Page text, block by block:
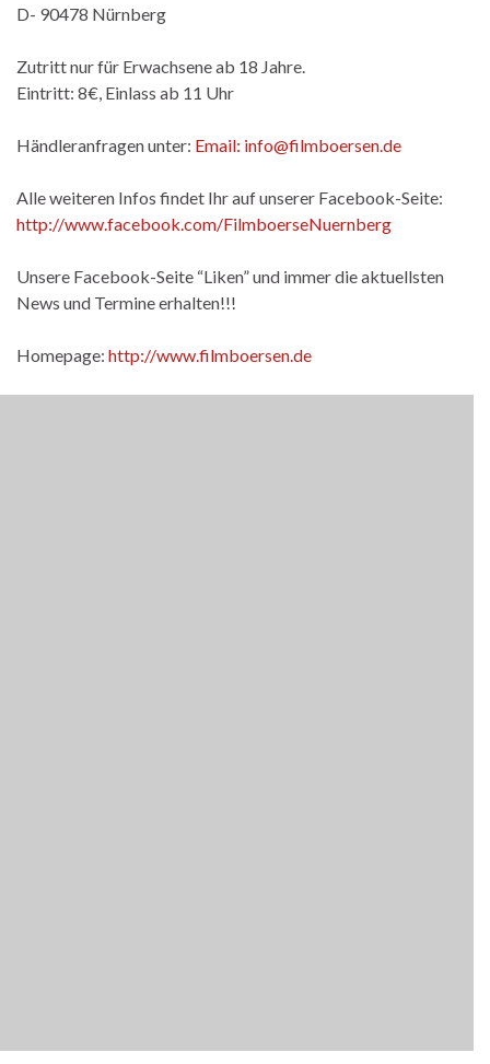
D- 90478 Nürnberg
Zutritt nur für Erwachsene ab 18 Jahre.
Eintritt: 8€, Einlass ab 11 Uhr
Händleranfragen unter: Email: info@filmboersen.de
Alle weiteren Infos findet Ihr auf unserer Facebook-Seite:
http://www.facebook.com/FilmboerseNuernberg
Unsere Facebook-Seite “Liken” und immer die aktuellsten
News und Termine erhalten!!!
Homepage: http://www.filmboersen.de